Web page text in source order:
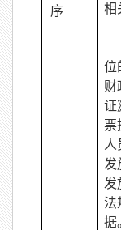
序
相
位
财
证
票
人
发
发
法
据